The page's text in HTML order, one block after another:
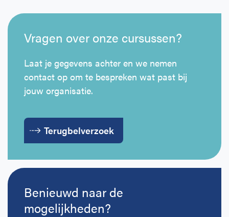
Vragen over onze cursussen?
Laat je gegevens achter en we nemen
contact op om te bespreken wat past bij
jouw organisatie.
Terugbelverzoek
Benieuwd naar de
mogelijkheden?